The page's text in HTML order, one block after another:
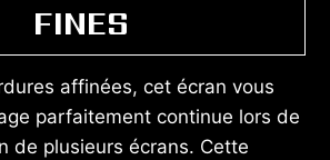
FINES
affinées, cet écran vous
parfaitement continue lors de
de plusieurs écrans. Cette